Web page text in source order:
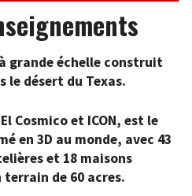
grande échelle construit
le désert du Texas.
Cosmico et ICON, est le
en 3D au monde, avec 43
et 18 maisons
de 60 acres.